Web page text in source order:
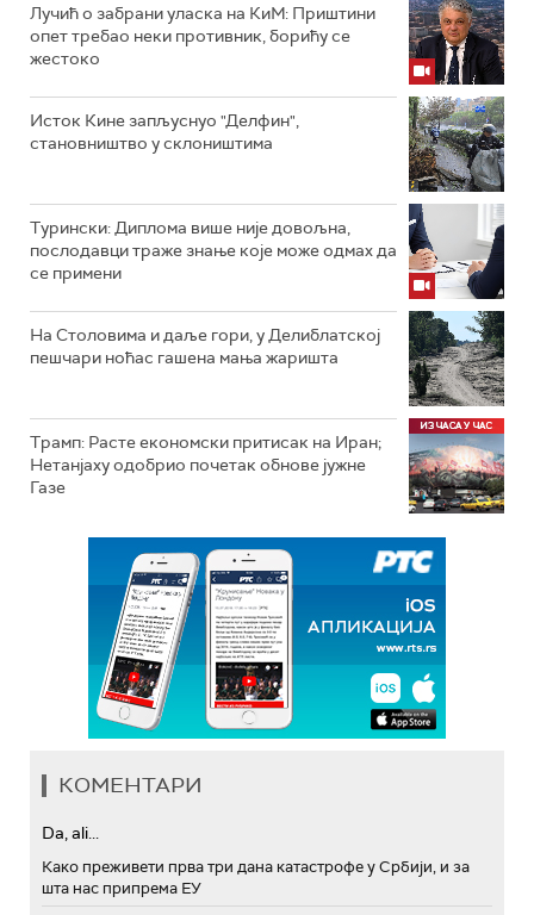
Лучић о забрани уласка на КиМ: Приштини
опет требао неки противник, борићу се
жестоко
Исток Кине запљуснуо "Делфин",
становништво у склоништима
Турински: Диплома више није довољна,
послодавци траже знање које може одмах да
се примени
На Столовима и даље гори, у Делиблатској
пешчари ноћас гашена мања жаришта
Трамп: Расте економски притисак на Иран;
Нетанјаху одобрио почетак обнове јужне
Газе
КОМЕНТАРИ
Da, ali...
Како преживети прва три дана катастрофе у Србији, и за
шта нас припрема ЕУ